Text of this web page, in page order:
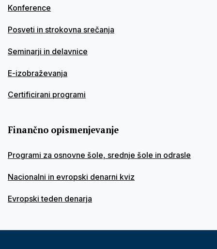
Konference
Posveti in strokovna srečanja
Seminarji in delavnice
E-izobraževanja
Certificirani programi
Finančno opismenjevanje
Programi za osnovne šole, srednje šole in odrasle
Nacionalni in evropski denarni kviz
Evropski teden denarja